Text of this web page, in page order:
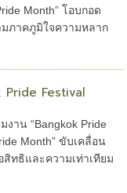
Month” โอบกอด
ภาคภูมิใจความหลาก
Pride Festival
งาน “Bangkok Pride
Month” ขับเคลื่อน
สิทธิและความเท่าเทียม